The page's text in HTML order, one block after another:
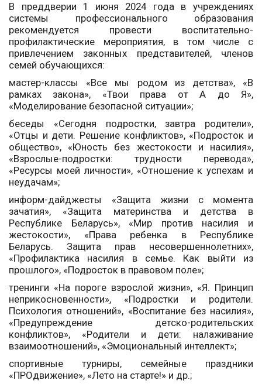
В преддверии 1 июня 2024 года в учреждениях
системы профессионального образования
рекомендуется провести воспитательно-
профилактические мероприятия, в том числе с
привлечением законных представителей, членов
семей обучающихся:
мастер-классы «Все мы родом из детства», «В
рамках закона», «Твои права от А до Я»,
«Моделирование безопасной ситуации»;
беседы «Сегодня подростки, завтра родители»,
«Отцы и дети. Решение конфликтов», «Подросток и
общество», «Юность без жестокости и насилия»,
«Взрослые-подростки: трудности перевода»,
«Ресурсы моей личности», «Отношение к успехам и
неудачам»;
информ-дайджесты «Защита жизни с момента
зачатия», «Защита материнства и детства в
Республике Беларусь», «Мир против насилия и
жестокости», «Права ребенка в Республике
Беларусь. Защита прав несовершеннолетних»,
«Профилактика насилия в семье. Как выйти из
прошлого», «Подросток в правовом поле»;
тренинги «На пороге взрослой жизни», «Я. Принцип
неприкосновенности», «Подростки и родители.
Психология отношений», «Воспитание без насилия»,
«Предупреждение детско-родительских
конфликтов», «Родители и дети: налаживание
взаимоотношений», «Эмоциональный интеллект»;
спортивные турниры, семейные праздники
«ПРОдвижение», «Лето на старте!» и др.;